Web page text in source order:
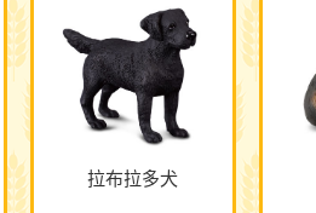
拉布拉多犬